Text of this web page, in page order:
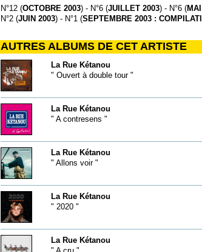
N°12 (OCTOBRE 2003) - N°6 (JUILLET 2003) - N°6 (
N°2 (JUIN 2003) - N°1 (SEPTEMBRE 2003 :
AUTRES ALBUMS DE CET ARTISTE
La Rue Kétanou
" Ouvert à double tour "
La Rue Kétanou
" A contresens "
La Rue Kétanou
" Allons voir "
La Rue Kétanou
" 2020 "
La Rue Kétanou